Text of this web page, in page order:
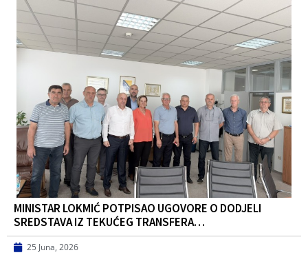
MINISTAR LOKMIĆ POTPISAO UGOVORE O DODJELI
SREDSTAVA IZ TEKUĆEG TRANSFERA…
25 Juna, 2026